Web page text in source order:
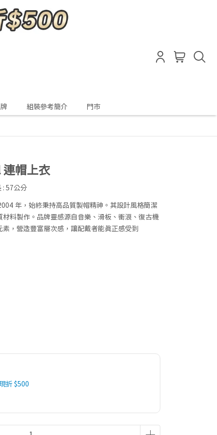
組裝參考簡介 門市
帽上衣
: 57公分
年，始終秉持高品質製帽精神。其設計風格簡潔
料製作。品牌靈感源自音樂、滑板、衝浪、復古機
，營造豐富層次感，讓配戴者能真正感受到
折 $500